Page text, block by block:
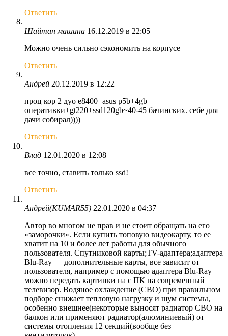
Ответить
Шайтан машина 16.12.2019 в 22:05
Можно очень сильно сэкономить на корпусе
Ответить
Андрей 20.12.2019 в 12:22
проц кор 2 дуо е8400+asus p5b+4gb
оперативки+gt220+ssd120gb~40-45 бачинских. себе для
дачи собирал))))
Ответить
Влад 12.01.2020 в 12:08
все точно, ставить только ssd!
Ответить
Андрей(KUMAR55) 22.01.2020 в 04:37
Автор во многом не прав и не стоит обращать на его
«заморочки». Если купить топовую видеокарту, то ее
хватит на 10 и более лет работы для обычного
пользователя. Спутниковой карты;TV-адаптера;адаптера
Blu-Ray — дополнительные карты, все зависит от
пользователя, например с помощью адаптера Blu-Ray
можно передать картинки на с ПК на современный
телевизор. Водяное охлаждение (СВО) при правильном
подборе снижает тепловую нагрузку и шум системы,
особенно внешнее(некоторые выносят радиатор СВО на
балкон или применяют радиатор(алюминиевый) от
системы отопления 12 секций(вообще без